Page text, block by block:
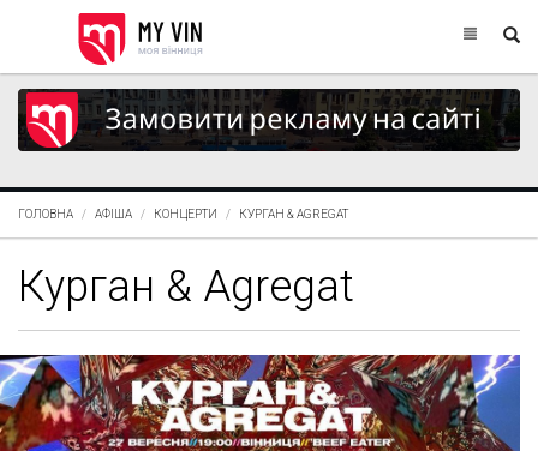
ГОЛОВНА АФІША КОНЦЕРТИ КУРГАН & AGREGAT
Курган & Agregat